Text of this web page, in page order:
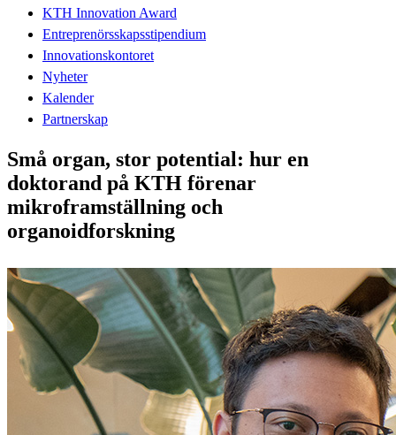
KTH Innovation Award
Entreprenörsskapsstipendium
Innovationskontoret
Nyheter
Kalender
Partnerskap
Små organ, stor potential: hur en
doktorand på KTH förenar
mikroframställning och
organoidforskning